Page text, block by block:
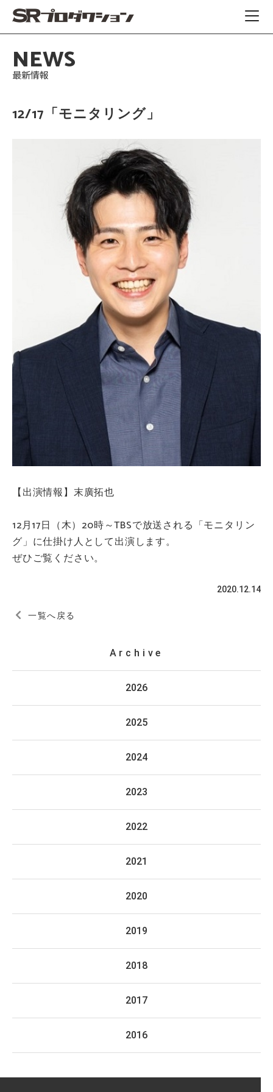
NEWS
最新情報
12/17「モニタリング」
【出演情報】末廣拓也
12月17日（木）20時～TBSで放送される「モニタリン
グ」に仕掛け人として出演します。
ぜひご覧ください。
2020.12.14
一覧へ戻る
Archive
2026
2025
2024
2023
2022
2021
2020
2019
2018
2017
2016